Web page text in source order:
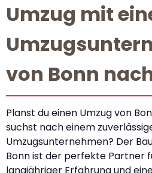
Umzug mit
von Bonn
Planst du einen Umzug von
suchst nach einem
Umzugsunternehmen? Der
Bonn ist der perfekte Partner